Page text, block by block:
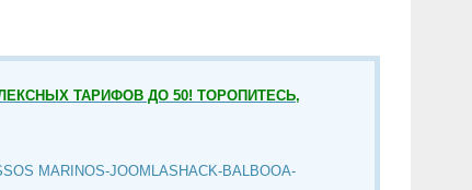
ТАРИФОВ ДО 50! ТОРОПИТЕСЬ,
MARINOS-JOOMLASHACK-BALBOOA-